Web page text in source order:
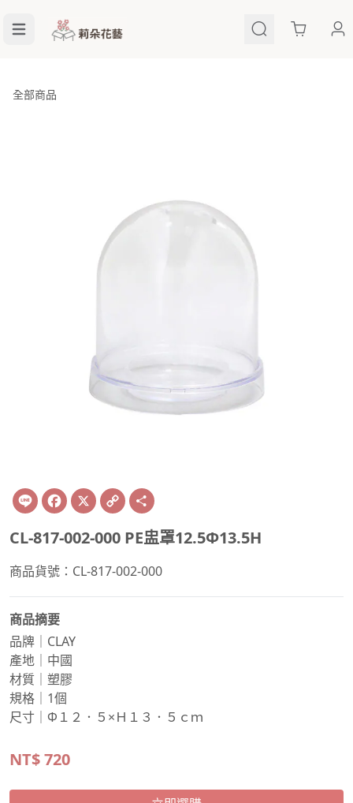
Cart
全部商品
Line Facebook
X Copy
Link
CL-817-002-000 PE盅罩12.5Φ13.5H
商品貨號：CL-817-002-000
商品摘要
品牌｜CLAY
產地｜中國
材質｜塑膠
規格｜1個
尺寸｜Φ１２．５×Ｈ１３．５ｃｍ
NT$720